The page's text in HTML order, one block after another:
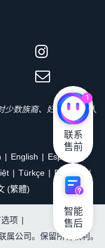
少数族裔、妇女、残疾人
English
Español
Türkçe
Ρусский
(繁體)
项 |
公司。保留所有权利。
1
联系
售前
智能
售后